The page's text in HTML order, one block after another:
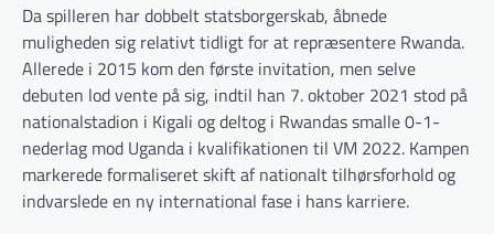
Da spilleren har dobbelt statsborgerskab, åbnede
muligheden sig relativt tidligt for at repræsentere Rwanda.
Allerede i 2015 kom den første invitation, men selve
debuten lod vente på sig, indtil han 7. oktober 2021 stod på
nationalstadion i Kigali og deltog i Rwandas smalle 0-1-
nederlag mod Uganda i kvalifikationen til VM 2022. Kampen
markerede formaliseret skift af nationalt tilhørsforhold og
indvarslede en ny international fase i hans karriere.